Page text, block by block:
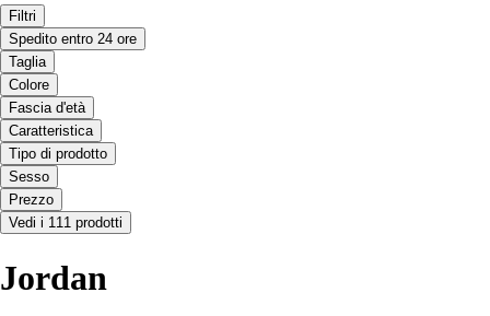
Filtri
Spedito entro 24 ore
Taglia
Colore
Fascia d'età
Caratteristica
Tipo di prodotto
Sesso
Prezzo
Vedi i 111 prodotti
Jordan